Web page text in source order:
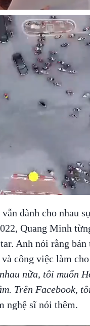
dành cho nhau
Quang Minh
Anh nói rằng bản
công việc làm
nữa, tôi muốn
Trên Facebook,
nghệ sĩ nói thêm.